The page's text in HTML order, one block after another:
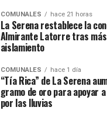
COMUNALES hace 21 horas
La Serena restablece la
Almirante Latorre tras más
aislamiento
COMUNALES hace 1 día
“Tía Rica” de La Serena
gramo de oro para apoyar
por las lluvias